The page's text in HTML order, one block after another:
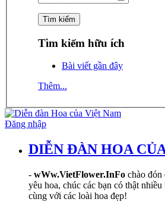
Tìm kiếm hữu ích
Bài viết gần đây
Thêm...
Đăng nhập
DIỄN ĐÀN HOA
- wWw.VietFlower.InFo chào đón
yêu hoa, chúc các bạn có thật
cùng với các loài hoa đẹp!